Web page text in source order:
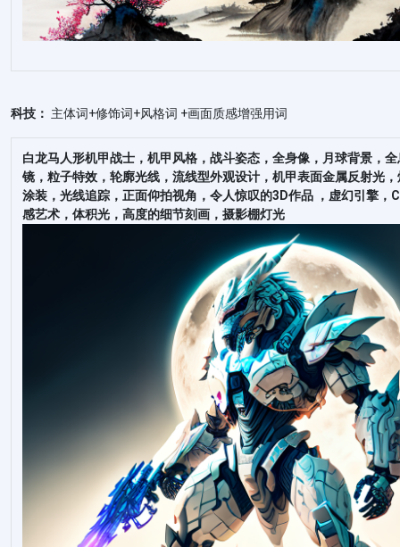
科技： 主体词+修饰词+风格词 +画面质感增强用词
白龙马人形机甲战士，机甲风格，战斗姿态，全身像，月球背景，
镜，粒子特效，轮廓光线，流线型外观设计，机甲表面金属反射光
涂装，光线追踪，正面仰拍视角，令人惊叹的3D作品 ，虚幻引擎，
感艺术，体积光，高度的细节刻画，摄影棚灯光